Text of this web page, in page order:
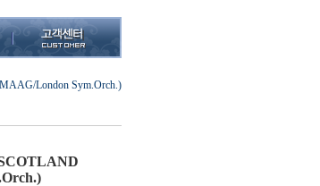
London Sym.Orch.)